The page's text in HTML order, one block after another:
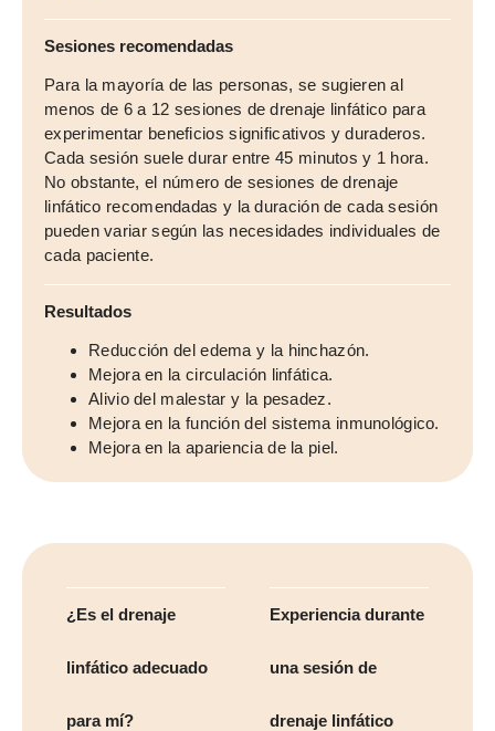
Sesiones recomendadas
Para la mayoría de las personas, se sugieren al
menos de 6 a 12 sesiones de drenaje linfático para
experimentar beneficios significativos y duraderos.
Cada sesión suele durar entre 45 minutos y 1 hora.
No obstante, el número de sesiones de drenaje
linfático recomendadas y la duración de cada sesión
pueden variar según las necesidades individuales de
cada paciente.
Resultados
Reducción del edema y la hinchazón.
Mejora en la circulación linfática.
Alivio del malestar y la pesadez.
Mejora en la función del sistema inmunológico.
Mejora en la apariencia de la piel.
¿Es el drenaje
linfático adecuado
para mí?
Experiencia durante
una sesión de
drenaje linfático